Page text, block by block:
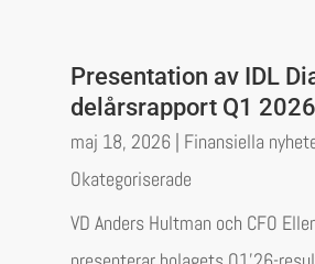
Presentation av IDL
delårsrapport Q1 2026
maj 18, 2026| Finansiella
Okategoriserade
VD Anders Hultman och CFO